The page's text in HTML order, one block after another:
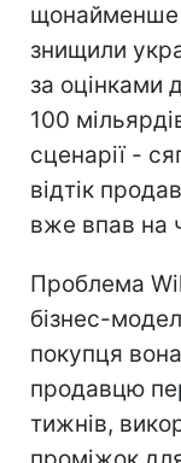
щонайменше
знищили
за
100
сценарії -
відтік
вже впав на
Проблема
бізнес-
покупця
продавцю
тижнів,